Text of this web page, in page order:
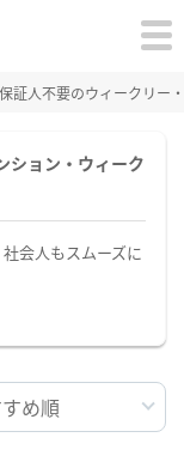
保証人不要のウィークリー
ション・ウィーク
会人もスムーズに